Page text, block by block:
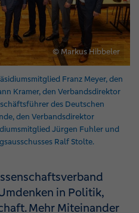
© Markus Hibbeler
Franz Meyer, den
Kramer, den Verbandsdirektor
des Deutschen
den Verbandsdirektor
Jürgen Fuhler und
Ralf Stolte.
in Politik,
Mehr Miteinander